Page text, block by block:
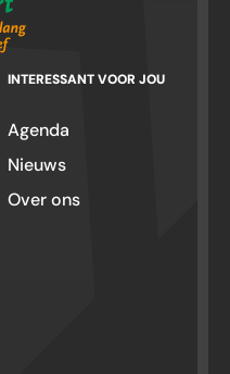
INTERESSANT VOOR JOU
Agenda
Nieuws
Over ons